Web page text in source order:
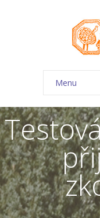
Menu
O škole
--
-- Plán
--
-- Kontakty